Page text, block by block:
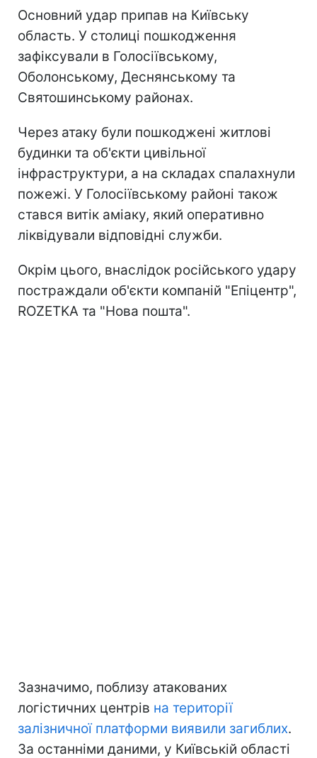
Основний удар припав на Київську
область. У столиці пошкодження
зафіксували в Голосіївському,
Оболонському, Деснянському та
Святошинському районах.
Через атаку були пошкоджені житлові
будинки та об'єкти цивільної
інфраструктури, а на складах спалахнули
пожежі. У Голосіївському районі також
стався витік аміаку, який оперативно
ліквідували відповідні служби.
Окрім цього, внаслідок російського удару
постраждали об'єкти компаній "Епіцентр",
ROZETKA та "Нова пошта".
Зазначимо, поблизу атакованих
логістичних центрів на території
залізничної платформи виявили загиблих.
За останніми даними, у Київській області